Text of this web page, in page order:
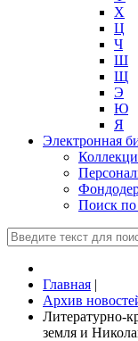
Х
Ц
Ч
Ш
Щ
Э
Ю
Я
Электронная
Поиск
Главная |
Архив
Литературно-
земля и